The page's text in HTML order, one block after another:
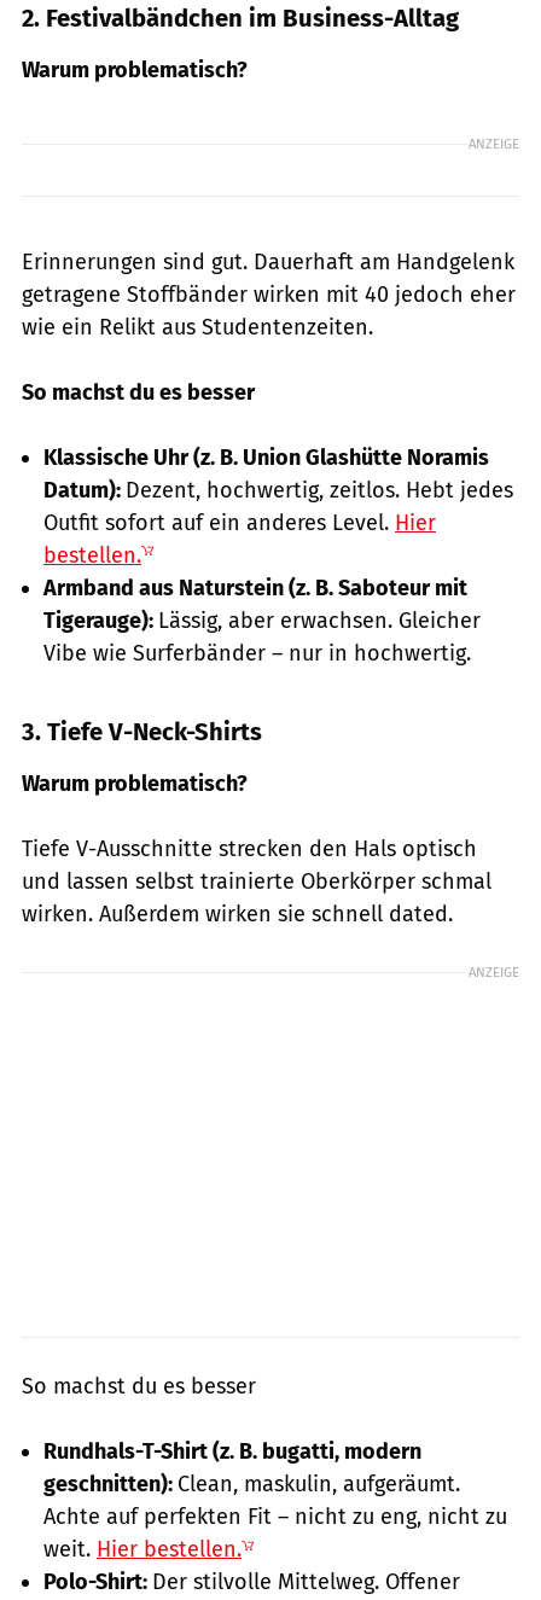
2. Festivalbändchen im Business-Alltag
Warum problematisch?
ANZEIGE
Erinnerungen sind gut. Dauerhaft am Handgelenk
getragene Stoffbänder wirken mit 40 jedoch eher
wie ein Relikt aus Studentenzeiten.
So machst du es besser
Klassische Uhr (z. B. Union Glashütte Noramis
Datum): Dezent, hochwertig, zeitlos. Hebt jedes
Outfit sofort auf ein anderes Level. Hier
bestellen.
Armband aus Naturstein (z. B. Saboteur mit
Tigerauge): Lässig, aber erwachsen. Gleicher
Vibe wie Surferbänder – nur in hochwertig.
3. Tiefe V-Neck-Shirts
Warum problematisch?
Tiefe V-Ausschnitte strecken den Hals optisch
und lassen selbst trainierte Oberkörper schmal
wirken. Außerdem wirken sie schnell dated.
ANZEIGE
So machst du es besser
Rundhals-T-Shirt (z. B. bugatti, modern
geschnitten): Clean, maskulin, aufgeräumt.
Achte auf perfekten Fit – nicht zu eng, nicht zu
weit. Hier bestellen.
Polo-Shirt: Der stilvolle Mittelweg. Offener